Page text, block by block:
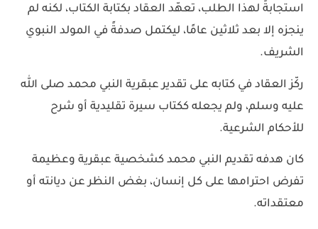
استجابةً لهذا الطلب، تعهّد العقاد بكتابة الكتاب، لكنه لم
ينجزه إلا بعد ثلاثين عامًا، ليكتمل صدفةً في المولد النبوي
الشريف.
ركّز العقاد في كتابه على تقدير عبقرية النبي محمد صلى الله
عليه وسلم، ولم يجعله ككتاب سيرة تقليدية أو شرح
للأحكام الشرعية.
كان هدفه تقديم النبي محمد كشخصية عبقرية وعظيمة
تفرض احترامها على كل إنسان، بغض النظر عن ديانته أو
معتقداته.